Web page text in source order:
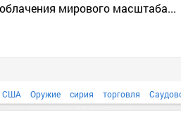
мирового масштаба...
США Оружие сирия торговля